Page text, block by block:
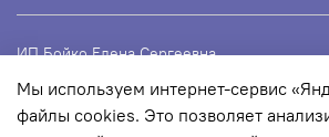
ИП Бойко Елена Сергеевна
ИНН 720319113307
ОГРНИП 324723200067956
Мы используем интернет-сервис
файлы cookies. Это позволяет